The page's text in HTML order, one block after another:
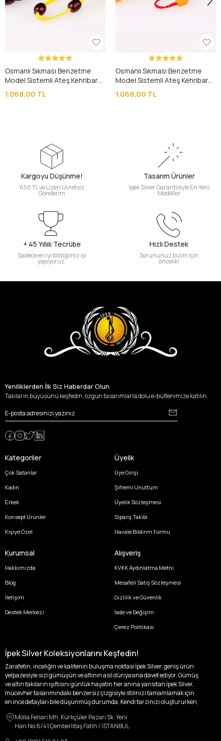
Osmanlı Sıkması Benzetme
Model Sistemli Ateş Kehribar
Tesbih
1.068,00 TL
Osmanlı Sıkması Benzetme
Model Sistemli Ateş Kehribar
Tesbih
1.068,00 TL
Kargoyu Düşünme!
650 TL ve Üzeri Ücretsiz
Gönderim
Tasarım Ürünler
İpek Silver Garantisiyle En Yeni
Modeller
+ 45 Yıllık Tecrübe
Sadece en iyi bildiğimiz işi
yapıyoruz.
Hızlı Destek
Sorununuz bizim için
öncelik!
Yeniliklerden İlk Siz Haberdar Olun
Takıların büyüsünü keşfedin, özgün tasarımlarla dolu e-bültenimize katılın.
Kategoriler
Çok Satanlar
Kadın
Erkek
Konsept Ürünler
Kişiye Özel
Üyelik
Üye Girişi
Şifremi Unuttum
Üyelik Sözleşmesi
Sipariş Takibi
Havale Bildirim Formu
Kurumsal
Hakkımızda
Blog
İletişim
Destek Merkezi
Alışveriş
KVKK Aydınlatma Metni
Mesafeli Satış Sözleşmesi
Gizlilik ve Güvenlik
İade ve Değişim
Çerez Politikası
İpek Silver Koleksiyonlarını Keşfedin!
Zarafetin, inceliğin ve kalitenin buluşma noktası İpek Silver, geniş ürün
yelpazesiyle sizi gümüşün ve altının asil dünyasına davet ediyor. Gümüş
ve altın takıların ışıltısını günlük hayatın her anına yansıtan İpek Silver,
mücevher tasarımındaki benzersiz çizgisiyle stilinizi tamamlamak için
en ince detayları bile düşünmüş durumda. Kendi tarzınızı oluştururken,
özgünlüğünüzü ön plana çıkaracak tasarımlarımızla tanışın.
İpek Silver’da her bir parça, sizin benzersiz hikayenizi anlatıyor. İster
Molla Fenari Mh. Kürkçüler Pazarı Sk. Yeni
Han No:6/41 Çemberlitaş Fatih / İSTANBUL